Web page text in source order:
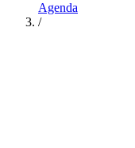
Agenda
/